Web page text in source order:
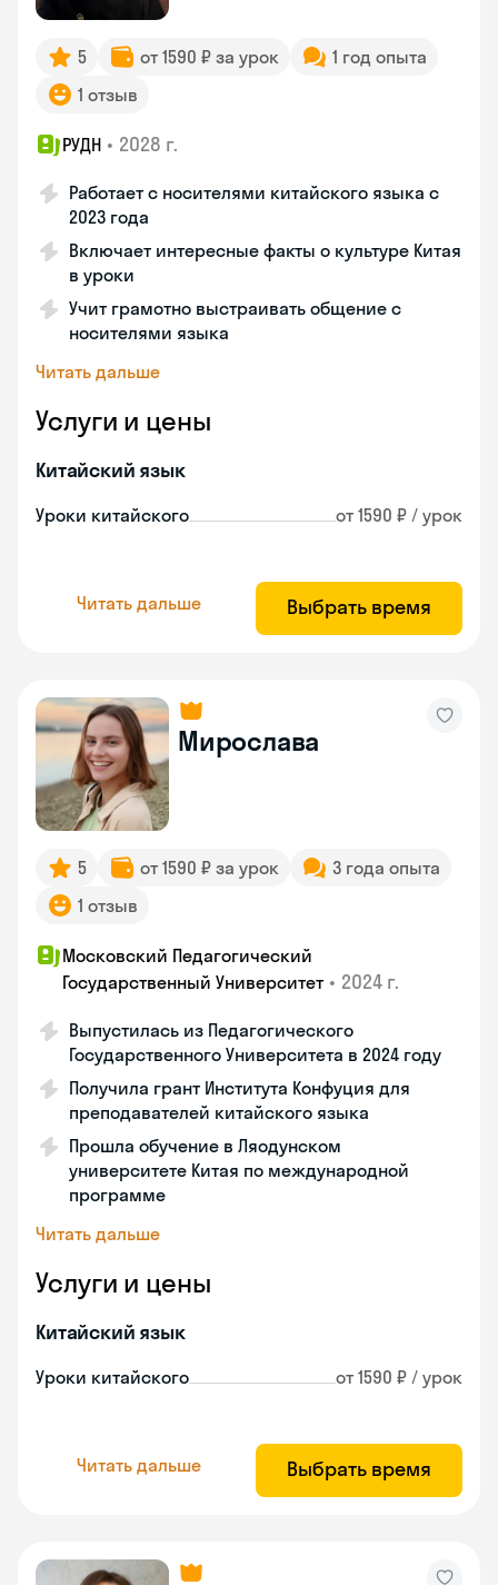
5 от 1590 ₽ за урок
1 год опыта
1 отзыв
РУДН • 2028 г.
Работает с носителями китайского языка с
2023 года
Включает интересные факты о культуре Китая
в уроки
Учит грамотно выстраивать общение с
носителями языка
Читать дальше
Услуги и цены
Китайский язык
Уроки китайского от 1590 ₽ / урок
Читать дальше Выбрать время
Мирослава
5 от 1590 ₽ за урок
3 года опыта
1 отзыв
Московский Педагогический
Государственный Университет • 2024 г.
Выпустилась из Педагогического
Государственного Университета в 2024 году
Получила грант Института Конфуция для
преподавателей китайского языка
Прошла обучение в Ляодунском
университете Китая по международной
программе
Читать дальше
Услуги и цены
Китайский язык
Уроки китайского от 1590 ₽ / урок
Читать дальше Выбрать время